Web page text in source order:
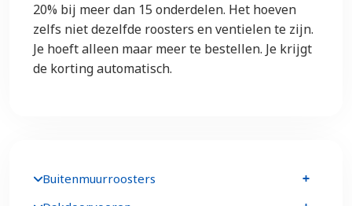
20% bij meer dan 15 onderdelen. Het hoeven
zelfs niet dezelfde roosters en ventielen te zijn.
Je hoeft alleen maar meer te bestellen. Je krijgt
de korting automatisch.
Buitenmuurroosters